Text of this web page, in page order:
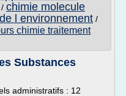
/ chimie molecule
l environnement /
chimie traitement
Substances
administratifs : 12